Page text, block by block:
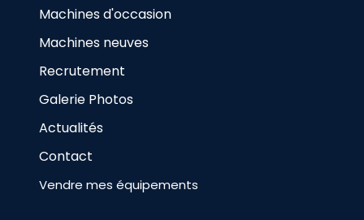
Machines d'occasion
Machines neuves
Recrutement
Galerie Photos
Actualités
Contact
Vendre mes équipements